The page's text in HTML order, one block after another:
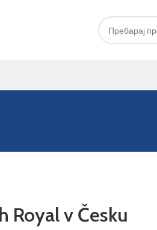
Royal v Česku